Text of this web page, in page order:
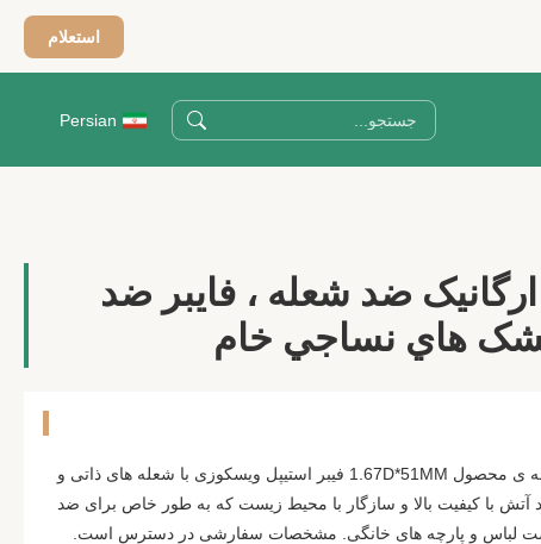
استعلام
Persian
ضد شعله ، فايبر ضد
هاي نساجي خام
فیبر ویسکوز آلی ضد شعله خلاصه ی محصول 1.67D*51MM فیبر استیپل ویسکوزی با شعله های ذاتی و
آتش با کیفیت بالا و سازگار با محیط زیست که به طور خاص برای ضد
لباس و پارچه های خانگی. مشخصات سفارشی در دسترس است.